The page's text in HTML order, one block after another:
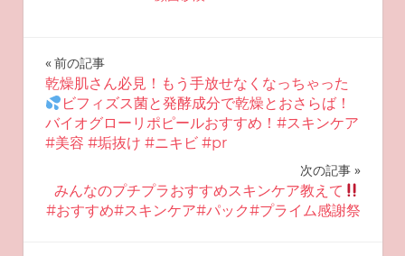
投
稿
ナ
ゲ
前の記事
乾燥肌さん必見！もう手放せなくなっちゃった
ビフィズス菌と発酵成分で乾燥とおさらば！
バイオグローリポピールおすすめ！#スキンケア
#美容 #垢抜け #ニキビ #pr
次の記事
みんなのプチプラおすすめスキンケア教えて
#おすすめ#スキンケア#パック#プライム感謝祭